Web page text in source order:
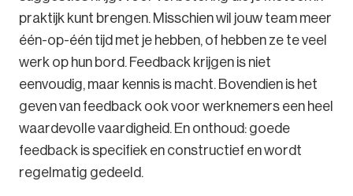
praktijk kunt brengen. Misschien wil jouw team meer
één-op-één tijd met je hebben, of hebben ze te veel
werk op hun bord. Feedback krijgen is niet
eenvoudig, maar kennis is macht. Bovendien is het
geven van feedback ook voor werknemers een heel
waardevolle vaardigheid. En onthoud: goede
feedback is specifiek en constructief en wordt
regelmatig gedeeld.